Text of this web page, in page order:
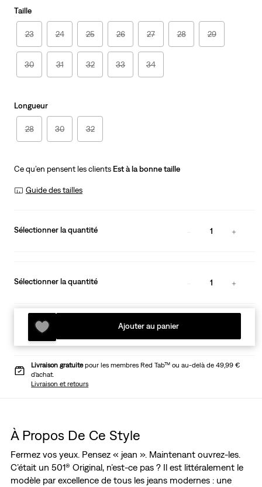
Taille
23 24 25 26 27 28 29
30 31 32 33 34
Longueur
28 30 32
Ce qu’en pensent les clients Est à la bonne taille
Guide des tailles
Sélectionner la quantité 1
Sélectionner la quantité 1
Ajouter au panier
Livraison gratuitepour les membres Red Tab™ ou au-delà de 49,99 €
d’achat.
Livraison et retours
À Propos De Ce Style
Fermez vos yeux. Pensez « jean ». Maintenant ouvrez-les.
C’était un 501® Original, n’est-ce pas ? Il est littéralement le
modèle par excellence de tous les jeans modernes : une